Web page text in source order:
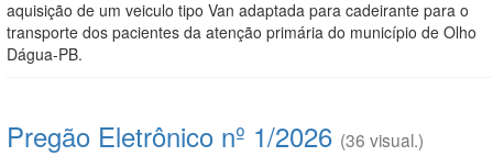
aquisição de um veiculo tipo Van adaptada para cadeirante para o
transporte dos pacientes da atenção primária do município de Olho
Dágua-PB.
Pregão Eletrônico nº 1/2026 (36 visual.)